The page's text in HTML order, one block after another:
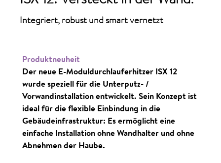
Integriert, robust und smart vernetzt
Produktneuheit
Der neue E-Moduldurchlauferhitzer ISX 12
wurde speziell für die Unterputz- /
Vorwandinstallation entwickelt. Sein Konzept ist
ideal für die flexible Einbindung in die
Gebäudeinfrastruktur: Es ermöglicht eine
einfache Installation ohne Wandhalter und ohne
Abnehmen der Haube.